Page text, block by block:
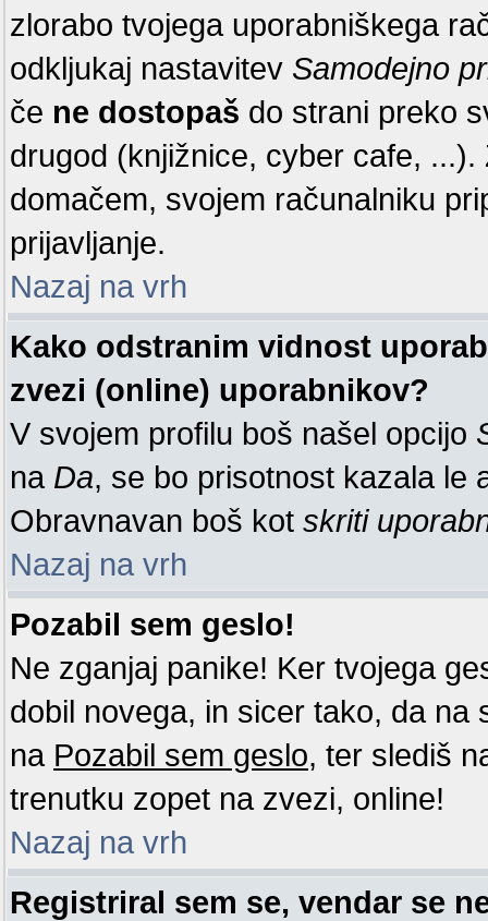
zlorabo tvojega uporabniškega
odkljukaj nastavitev Samodejno
če ne dostopaš do strani preko
drugod (knjižnice, cyber cafe,
domačem, svojem računalniku
prijavljanje.
Nazaj na vrh
Kako odstranim vidnost
zvezi (online) uporabnikov?
V svojem profilu boš našel opcijo
na Da, se bo prisotnost kazala le
Obravnavan boš kot skriti
Nazaj na vrh
Pozabil sem geslo!
Ne zganjaj panike! Ker tvojega
dobil novega, in sicer tako, da na
na Pozabil sem geslo, ter slediš
trenutku zopet na zvezi, online!
Nazaj na vrh
Registriral sem se, vendar se